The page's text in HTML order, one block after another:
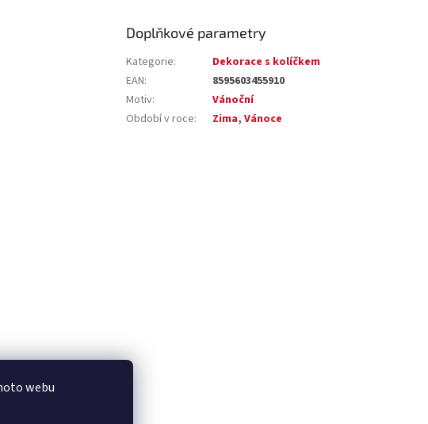
webu
Doplňkové parametry
Kategorie:
Dekorace s kolíčkem
EAN:
8595603455910
Motiv:
Vánoční
Období v roce: Zima,Vánoce